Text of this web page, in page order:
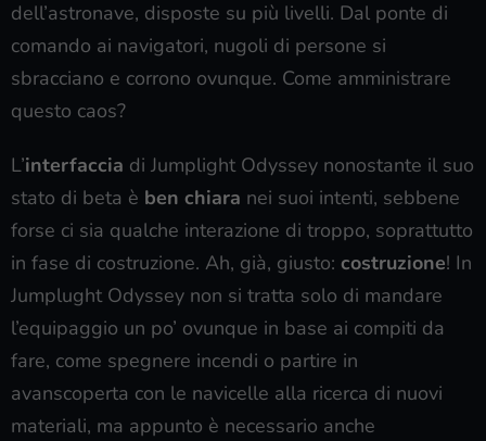
dell’astronave, disposte su più livelli. Dal ponte di
comando ai navigatori, nugoli di persone si
sbracciano e corrono ovunque. Come amministrare
questo caos?
L’interfaccia di Jumplight Odyssey nonostante il suo
stato di beta è ben chiara nei suoi intenti, sebbene
forse ci sia qualche interazione di troppo, soprattutto
in fase di costruzione. Ah, già, giusto: costruzione! In
Jumplught Odyssey non si tratta solo di mandare
l’equipaggio un po’ ovunque in base ai compiti da
fare, come spegnere incendi o partire in
avanscoperta con le navicelle alla ricerca di nuovi
materiali, ma appunto è necessario anche